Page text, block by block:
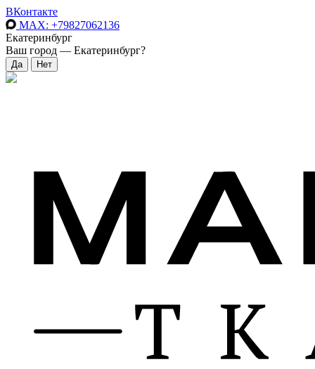
ВКонтакте
MAX: +79827062136
Екатеринбург
Ваш город — Екатеринбург?